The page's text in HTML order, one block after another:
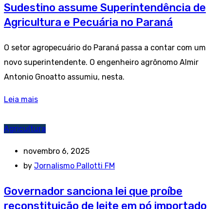
Sudestino assume Superintendência de
Agricultura e Pecuária no Paraná
O setor agropecuário do Paraná passa a contar com um
novo superintendente. O engenheiro agrônomo Almir
Antonio Gnoatto assumiu, nesta.
Leia mais
Agricultura
novembro 6, 2025
by Jornalismo Pallotti FM
Governador sanciona lei que proíbe
reconstituição de leite em pó importado